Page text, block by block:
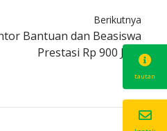
Berikutnya
Bantuan dan Beasiswa
Prestasi Rp 900 Juta
tautan